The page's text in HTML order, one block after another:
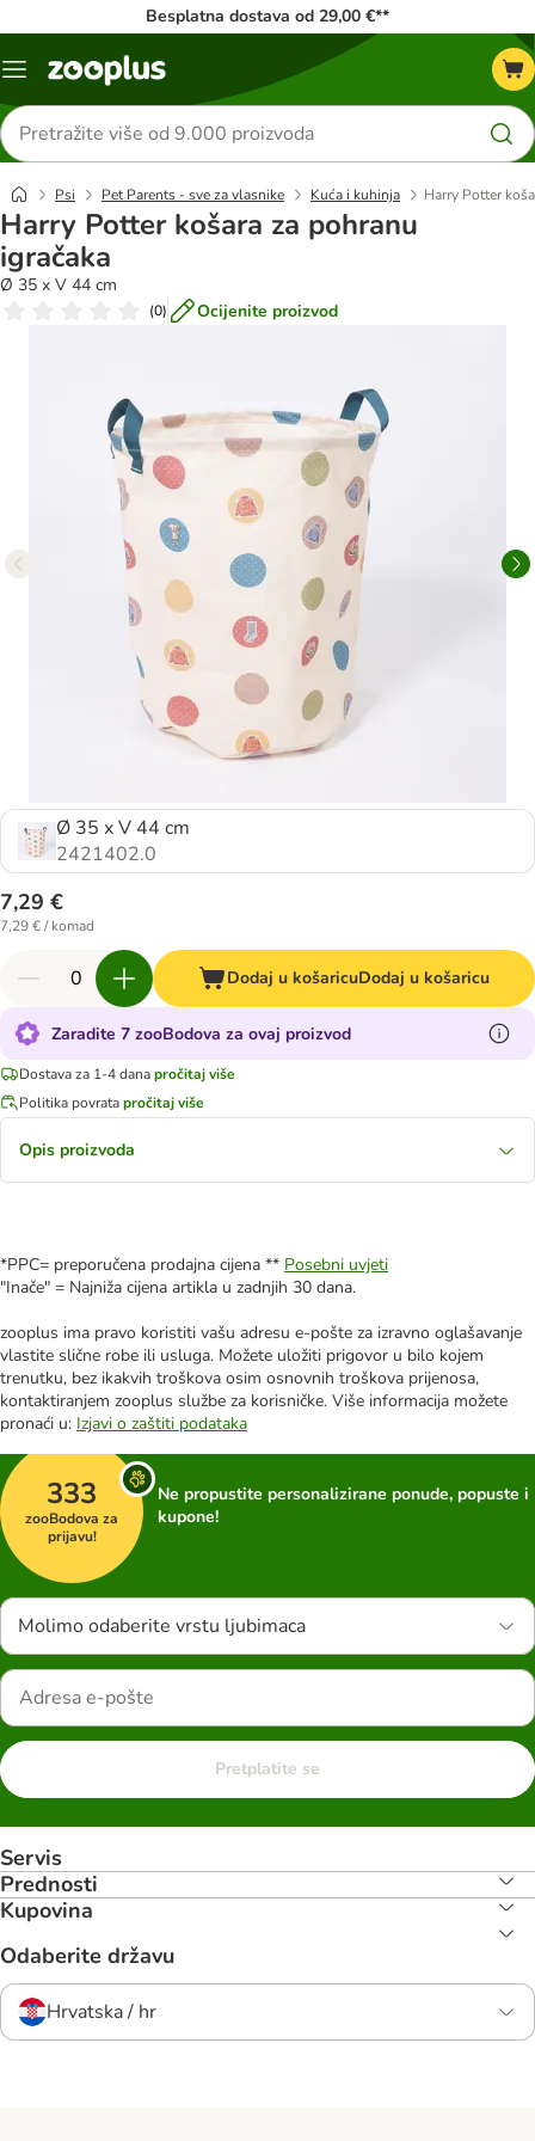
Besplatna dostava od 29,00 €**
Izbornik
Traži
proizvode
Psi Pet Parents - sve za vlasnike Kuća i kuhinja Harry Potter
Harry Potter košara za pohranu
igračaka
Ø 35 x V 44 cm
(0) Ocijenite proizvod
Ø 35 x V 44 cm
2421402.0
7,29 €
7,29 € / komad
Dodaj u košaricuDodaj u košaricu
Zaradite 7 zooBodova za ovaj proizvod
Dostava za 1-4 danapročitaj više
Politika povratapročitaj više
Opis proizvoda
*PPC= preporučena prodajna cijena ** Posebni uvjeti
"Inače" = Najniža cijena artikla u zadnjih 30 dana.
zooplus ima pravo koristiti vašu adresu e-pošte za izravno oglašavanje
vlastite slične robe ili usluga. Možete uložiti prigovor u bilo kojem
trenutku, bez ikakvih troškova osim osnovnih troškova prijenosa,
kontaktiranjem zooplus službe za korisničke. Više informacija možete
pronaći u: Izjavi o zaštiti podataka
333
zooBodova za
prijavu!
Ne propustite personalizirane ponude, popuste i
kupone!
Molimo odaberite vrstu ljubimaca
Pretplatite se
Servis
Prednosti
Kupovina
Odaberite državu
Hrvatska / hr